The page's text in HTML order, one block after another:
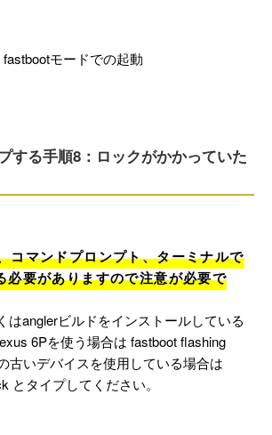
fastbootモードでの起動
する手順8：ロックがかかっていた
コマンドプロンプト、ターミナルで
必要がありますので注意が必要で
はanglerビルドをインストールしている
6Pを使う場合は fastboot flashing
古いデバイスを使用している場合は
とタイプしてください。